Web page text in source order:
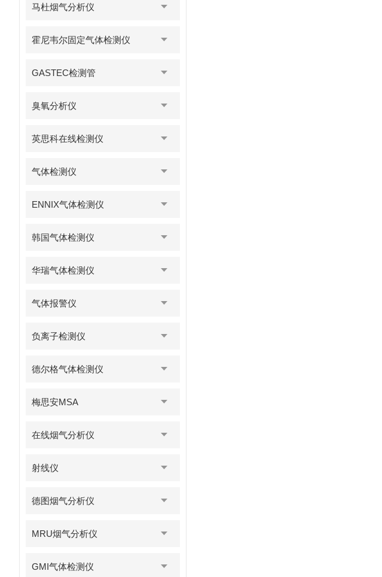
马杜烟气分析仪
霍尼韦尔固定气体检测仪
GASTEC检测管
臭氧分析仪
英思科在线检测仪
气体检测仪
ENNIX气体检测仪
韩国气体检测仪
华瑞气体检测仪
气体报警仪
负离子检测仪
德尔格气体检测仪
梅思安MSA
在线烟气分析仪
射线仪
德图烟气分析仪
MRU烟气分析仪
GMI气体检测仪